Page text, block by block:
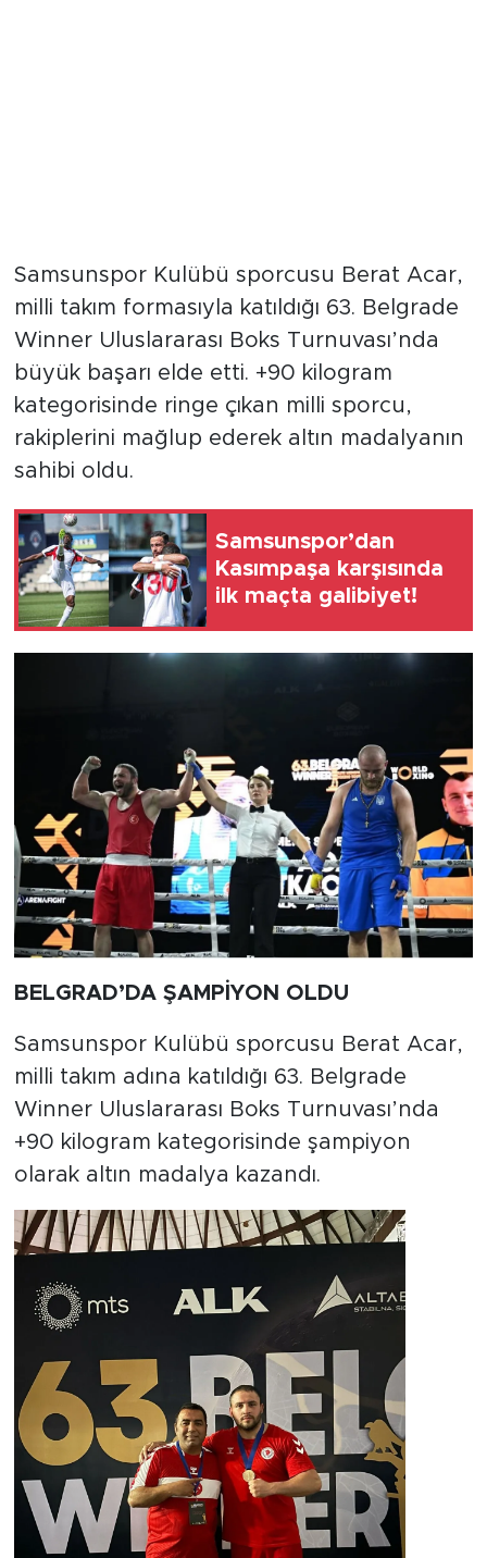
Samsunspor Kulübü sporcusu Berat Acar,
milli takım formasıyla katıldığı 63. Belgrade
Winner Uluslararası Boks Turnuvası’nda
büyük başarı elde etti. +90 kilogram
kategorisinde ringe çıkan milli sporcu,
rakiplerini mağlup ederek altın madalyanın
sahibi oldu.
Samsunspor’dan
Kasımpaşa karşısında
ilk maçta galibiyet!
BELGRAD’DA ŞAMPİYON OLDU
Samsunspor Kulübü sporcusu Berat Acar,
milli takım adına katıldığı 63. Belgrade
Winner Uluslararası Boks Turnuvası’nda
+90 kilogram kategorisinde şampiyon
olarak altın madalya kazandı.